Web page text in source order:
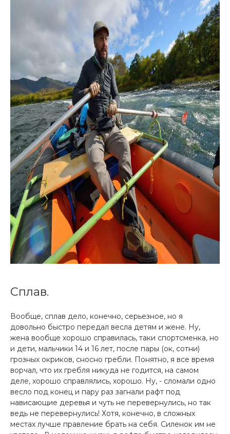
Сплав.
Вообще, сплав дело, конечно, серьезное, но я
довольно быстро передал весла детям и жене. Ну,
жена вообще хорошо справилась, таки спортсменка, но
и дети, мальчики 14 и 16 лет, после пары (ок, сотни)
грозных окриков, сносно гребли. Понятно, я все время
ворчал, что их гребля никуда не годится, на самом
деле, хорошо справлялись, хорошо. Ну, - сломали одно
весло под конец и пару раз загнали рафт под
нависающие деревья и чуть не перевернулись, но так
ведь не перевернулись! Хотя, конечно, в сложных
местах лучше правление брать на себя. Силенок им не